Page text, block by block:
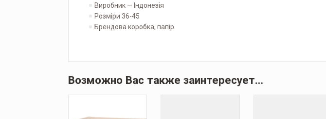
Виробник — Індонезія
Розміри 36-45
Брендова коробка, папір
Возможно Вас также заинтересует…